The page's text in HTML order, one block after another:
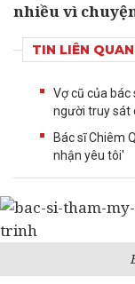
nhiều vì
TIN LIÊN QUAN
Vợ cũ của bác
người truy sát
Bác sĩ Chiêm
nhận yêu tôi'